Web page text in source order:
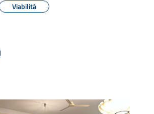
Viabilità